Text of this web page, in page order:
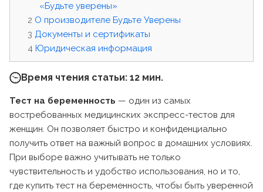
«Будьте уверены»
О производителе Будьте Уверены
Документы и сертификаты
Юридическая информация
Время чтения статьи: 12 мин.
Тест на беременность — один из самых
востребованных медицинских экспресс-тестов для
женщин. Он позволяет быстро и конфиденциально
получить ответ на важный вопрос в домашних условиях.
При выборе важно учитывать не только
чувствительность и удобство использования, но и то,
где купить тест на беременность, чтобы быть уверенной